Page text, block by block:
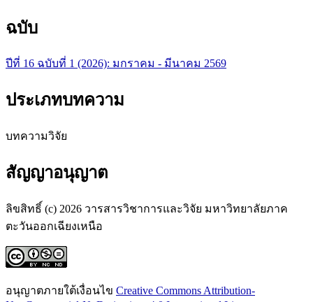
ฉบับ
ปีที่ 16 ฉบับที่ 1 (2026): มกราคม - มีนาคม 2569
ประเภทบทความ
บทความวิจัย
สัญญาอนุญาต
ลิขสิทธิ์ (c) 2026 วารสารวิชาการและวิจัย มหาวิทยาลัยภาค
ตะวันออกเฉียงเหนือ
อนุญาตภายใต้เงื่อนไข Creative Commons Attribution-